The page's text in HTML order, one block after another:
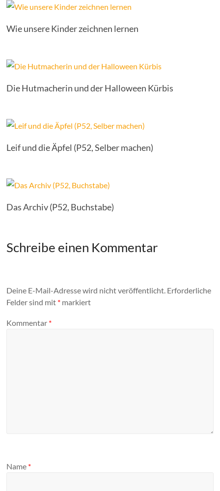
Wie unsere Kinder zeichnen lernen
Die Hutmacherin und der Halloween Kürbis
Leif und die Äpfel (P52, Selber machen)
Das Archiv (P52, Buchstabe)
Schreibe einen Kommentar
Deine E-Mail-Adresse wird nicht veröffentlicht. Erforderliche
Felder sind mit * markiert
Kommentar *
Name *